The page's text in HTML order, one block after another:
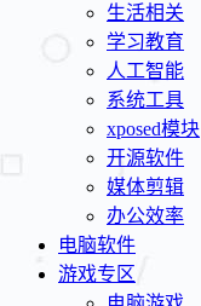
生活相关
学习教育
人工智能
系统工具
xposed模块
开源软件
媒体剪辑
办公效率
电脑软件
游戏专区